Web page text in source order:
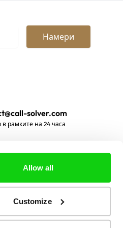
Allow all
Customize
Намери
solver.com
в рамките на 24 часа